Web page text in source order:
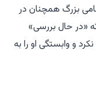
بزرگ همچنان در
«در حال بررسی»
و وابستگی او را به